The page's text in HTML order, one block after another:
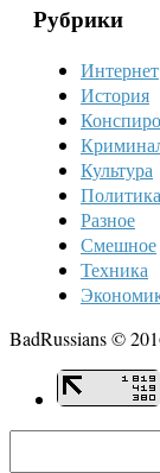
Рубрики
Интернет
История
Культура
Политика
Разное
Смешное
Техника
BadRussians ©